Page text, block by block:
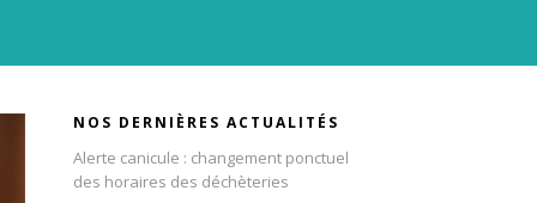
NOS DERNIÈRES ACTUALITÉS
Alerte canicule : changement ponctuel
des horaires des déchèteries